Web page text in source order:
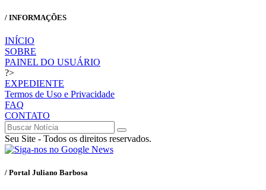
/ INFORMAÇÕES
INÍCIO
SOBRE
PAINEL DO USUÁRIO
?>
EXPEDIENTE
Termos de Uso e Privacidade
FAQ
CONTATO
Seu Site - Todos os direitos reservados.
/ Portal Juliano Barbosa